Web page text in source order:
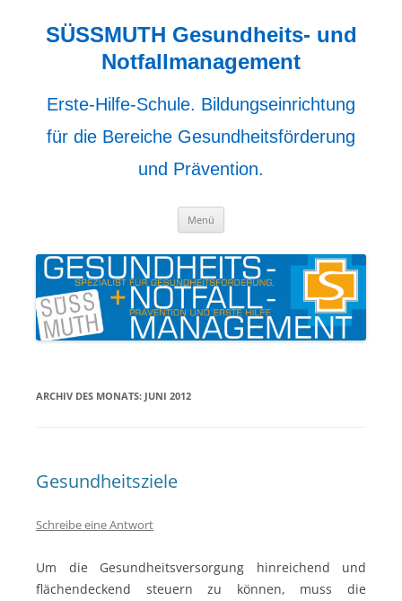
springenSÜSSMUTH Gesundheits- und
Notfallmanagement
Erste-Hilfe-Schule. Bildungseinrichtung
für die Bereiche Gesundheitsförderung
und Prävention.
Menü
ARCHIV DES MONATS: JUNI 2012
Gesundheitsziele
Schreibe eine Antwort
Um die Gesundheitsversorgung hinreichend und
flächendeckend steuern zu können, muss die